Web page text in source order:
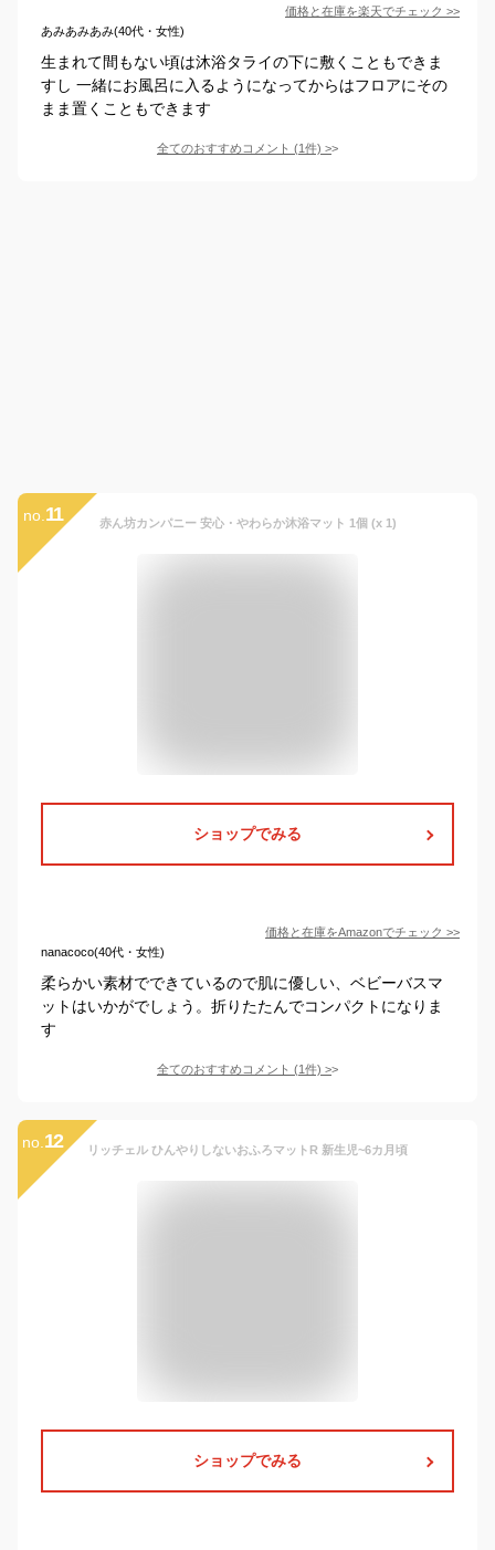
価格と在庫を楽天でチェック >>
あみあみあみ(40代・女性)
生まれて間もない頃は沐浴タライの下に敷くこともできま
すし 一緒にお風呂に入るようになってからはフロアにその
まま置くこともできます
全てのおすすめコメント (1件) >
no. 11 赤ん坊カンパニー 安心・やわらか沐浴マット 1個 (x 1)
ショップでみる
価格と在庫をAmazonでチェック >>
nanacoco(40代・女性)
柔らかい素材でできているので肌に優しい、ベビーバスマ
ットはいかがでしょう。折りたたんでコンパクトになりま
す
全てのおすすめコメント (1件) >
no. 12 リッチェル ひんやりしないおふろマットR 新生児~6カ月頃
ショップでみる